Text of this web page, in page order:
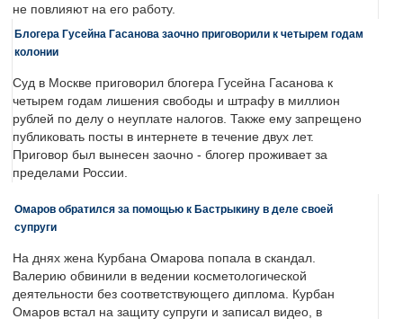
не повлияют на его работу.
Блогера Гусейна Гасанова заочно приговорили к четырем годам
колонии
Суд в Москве приговорил блогера Гусейна Гасанова к
четырем годам лишения свободы и штрафу в миллион
рублей по делу о неуплате налогов. Также ему запрещено
публиковать посты в интернете в течение двух лет.
Приговор был вынесен заочно - блогер проживает за
пределами России.
Омаров обратился за помощью к Бастрыкину в деле своей
супруги
На днях жена Курбана Омарова попала в скандал.
Валерию обвинили в ведении косметологической
деятельности без соответствующего диплома. Курбан
Омаров встал на защиту супруги и записал видео, в